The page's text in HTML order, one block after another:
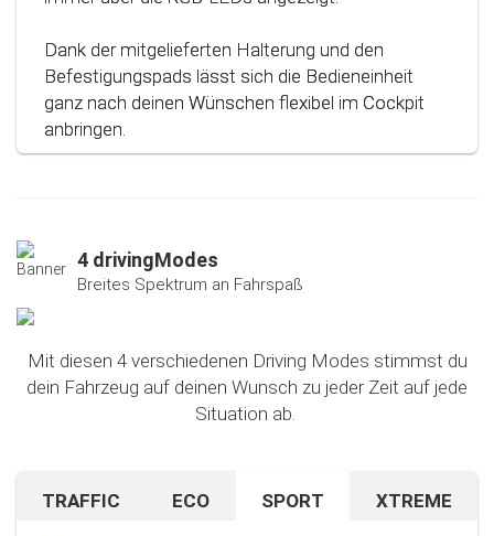
Dank der mitgelieferten Halterung und den
Befestigungspads lässt sich die Bedieneinheit
ganz nach deinen Wünschen flexibel im Cockpit
anbringen.
4 drivingModes
Breites Spektrum an Fahrspaß
Mit diesen 4 verschiedenen Driving Modes stimmst du
dein Fahrzeug auf deinen Wunsch zu jeder Zeit auf jede
Situation ab.
TRAFFIC ECO SPORT XTREME
Bist du auf unbekanntem Terrain oder in dichtem
Sparen beim Fahren? Mit diesem cleveren
Falls du nach dem Ausprobieren unseres Sport-